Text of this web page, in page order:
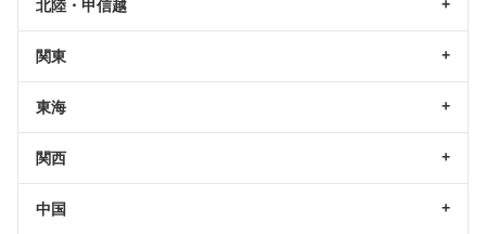
北陸・甲信越
関東
東海
関西
中国